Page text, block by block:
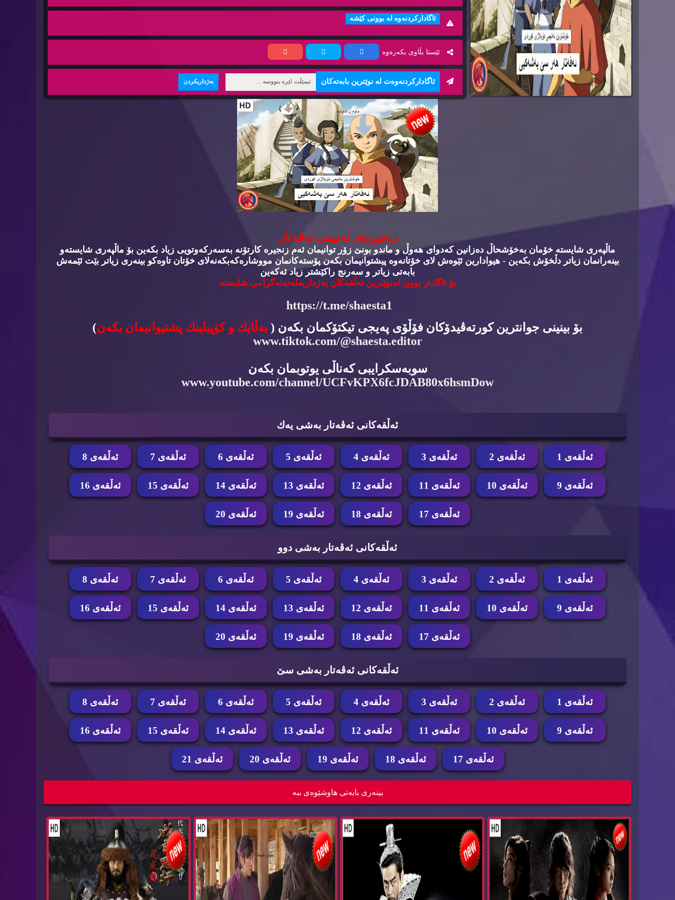
ئاگاداركردنه‌وه‌ له‌ بوونی كێشه‌
ئێستا بڵاوی بكه‌ره‌وه‌
ئاگاداركردنه‌وه‌ت له‌ نوێترین بابه‌ته‌كان
زنجیره‌ی ئه‌نیمی ئه‌ڤه‌تار
ماڵپه‌ری شایسته‌ خۆمان به‌خۆشحاڵ ده‌زانین كه‌دوای هه‌وڵ و ماندو بونێ زۆر توانیمان ئه‌م زنجیره‌ كارتۆنه‌‌ به‌سه‌ركه‌وتویی زیاد بكه‌ین بۆ ماڵپه‌ری شایسته‌و
بینه‌رانمان زیاتر دڵخۆش بكه‌ین - هیوادارین ئێوه‌ش لای خۆتانه‌وه‌ پیشتوانیمان بكه‌ن پۆسته‌كانمان مووشاره‌كه‌بكه‌نه‌لای خۆتان تاوه‌كو بینه‌ری زیاتر بێت ئێمه‌ش
بابه‌تی زیاتر و سه‌رنج راكێشتر زیاد ئه‌كه‌ین
بۆ ئاگادار بوون له‌نوێترین ئه‌ڵقه‌كان به‌ژداربه‌له‌ته‌له‌گرامی شایسته‌
https://t.me/shaesta1
بۆ بینینی جوانترین كورته‌ڤیدۆكان فۆڵۆی په‌یجی تیكتۆكمان بكه‌ن ( به‌ڵایك و كۆپیلینك پشتیوانیمان بكه‌ن)
www.tiktok.com/@shaesta.editor
سوبه‌سكرایبی كه‌ناڵی یوتوبمان بكه‌ن
www.youtube.com/channel/UCFvKPX6fcJDAB80x6hsmDow
ئه‌ڵقه‌كانی ئه‌ڤه‌تار به‌شی یه‌ك
ئه‌ڵقه‌ی 1 ئه‌ڵقه‌ی 2 ئه‌ڵقه‌ی 3 ئه‌ڵقه‌ی 4 ئه‌ڵقه‌ی 5 ئه‌ڵقه‌ی 6 ئه‌ڵقه‌ی 7 ئه‌ڵقه‌ی 8
ئه‌ڵقه‌ی 9 ئه‌ڵقه‌ی 10 ئه‌ڵقه‌ی 11 ئه‌ڵقه‌ی 12 ئه‌ڵقه‌ی 13 ئه‌ڵقه‌ی 14 ئه‌ڵقه‌ی 15 ئه‌ڵقه‌ی 16
ئه‌ڵقه‌ی 17 ئه‌ڵقه‌ی 18 ئه‌ڵقه‌ی 19 ئه‌ڵقه‌ی 20
ئه‌ڵقه‌كانی ئه‌ڤه‌تار به‌شی دوو
ئه‌ڵقه‌ی 1 ئه‌ڵقه‌ی 2 ئه‌ڵقه‌ی 3 ئه‌ڵقه‌ی 4 ئه‌ڵقه‌ی 5 ئه‌ڵقه‌ی 6 ئه‌ڵقه‌ی 7 ئه‌ڵقه‌ی 8
ئه‌ڵقه‌ی 9 ئه‌ڵقه‌ی 10 ئه‌ڵقه‌ی 11 ئه‌ڵقه‌ی 12 ئه‌ڵقه‌ی 13 ئه‌ڵقه‌ی 14 ئه‌ڵقه‌ی 15 ئه‌ڵقه‌ی 16
ئه‌ڵقه‌ی 17 ئه‌ڵقه‌ی 18 ئه‌ڵقه‌ی 19 ئه‌ڵقه‌ی 20
ئه‌ڵقه‌كانی ئه‌ڤه‌تار به‌شی سێ
ئه‌ڵقه‌ی 1 ئه‌ڵقه‌ی 2 ئه‌ڵقه‌ی 3 ئه‌ڵقه‌ی 4 ئه‌ڵقه‌ی 5 ئه‌ڵقه‌ی 6 ئه‌ڵقه‌ی 7 ئه‌ڵقه‌ی 8
ئه‌ڵقه‌ی 9 ئه‌ڵقه‌ی 10 ئه‌ڵقه‌ی 11 ئه‌ڵقه‌ی 12 ئه‌ڵقه‌ی 13 ئه‌ڵقه‌ی 14 ئه‌ڵقه‌ی 15 ئه‌ڵقه‌ی 16
ئه‌ڵقه‌ی 17 ئه‌ڵقه‌ی 18 ئه‌ڵقه‌ی 19 ئه‌ڵقه‌ی 20 ئه‌ڵقه‌ی 21
بینه‌ری بابه‌تی هاوشێوه‌ی ببه‌
زنجیره‌ درامای وڵاته‌كه‌م Dramay Wlatakam زنجیره‌ درامای گایباك dramay gaybak
زنجیره‌ درامای پزیشكی شاهانه‌ pzishky
زنجیره‌ درامای جه‌نگیز خان dramay jangiz xan